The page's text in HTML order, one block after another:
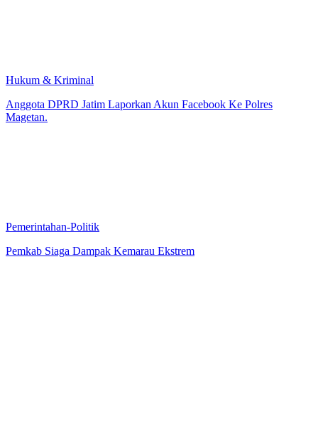
Hukum & Kriminal
Anggota DPRD Jatim Laporkan Akun Facebook Ke Polres
Magetan.
Pemerintahan-Politik
Pemkab Siaga Dampak Kemarau Ekstrem